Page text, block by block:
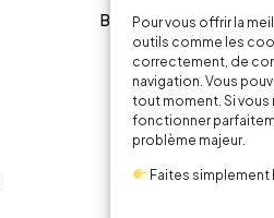
Pour vous offrir la
outils comme les
correctement, de
navigation. Vous
tout moment. Si
fonctionner
problème majeur.
Faites simplement
Body Mega Man 80's
19,90€
14,00€